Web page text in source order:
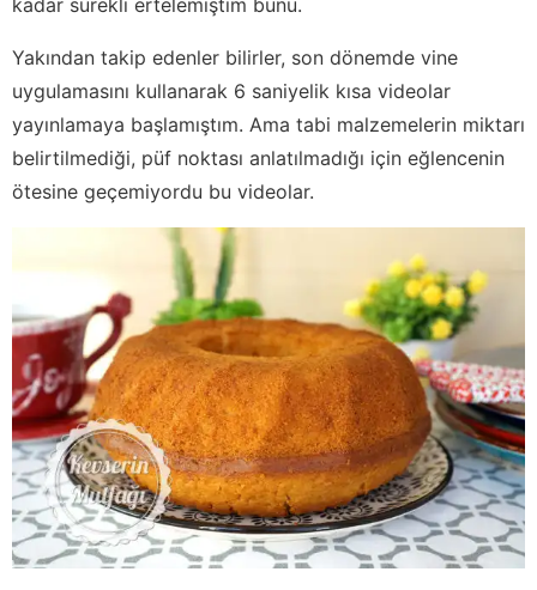
Yakından takip edenler bilirler, son dönemde vine
uygulamasını kullanarak 6 saniyelik kısa videolar
yayınlamaya başlamıştım. Ama tabi malzemelerin miktarı
belirtilmediği, püf noktası anlatılmadığı için eğlencenin
ötesine geçemiyordu bu videolar.